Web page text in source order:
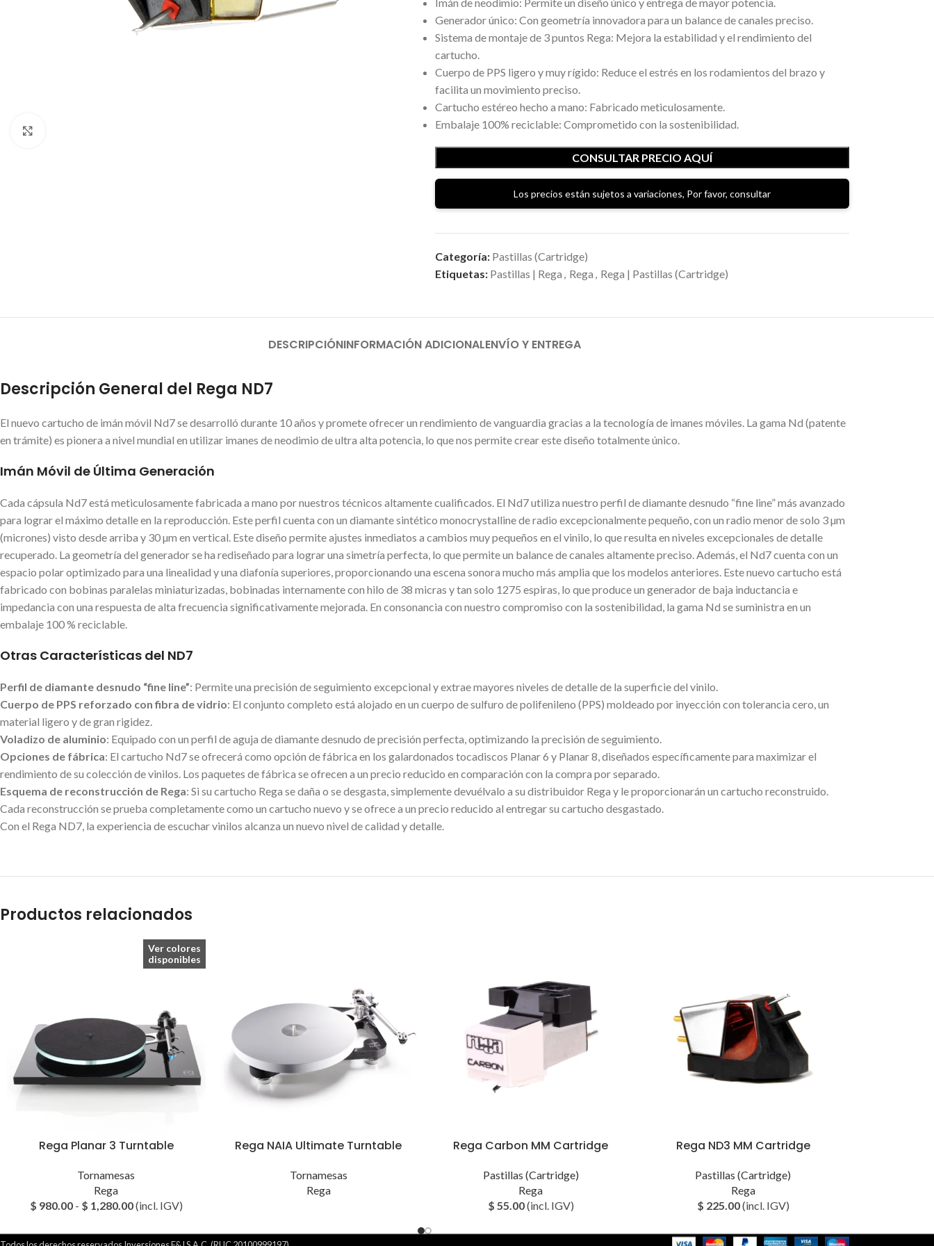
Generador único: Con geometría innovadora para un balance de canales preciso.
Sistema de montaje de 3 puntos Rega: Mejora la estabilidad y el rendimiento del
cartucho.
Cuerpo de PPS ligero y muy rígido: Reduce el estrés en los rodamientos del brazo y
facilita un movimiento preciso.
Cartucho estéreo hecho a mano: Fabricado meticulosamente.
Embalaje 100% reciclable: Comprometido con la sostenibilidad.
CONSULTAR PRECIO AQUÍ
Los precios están sujetos a variaciones, Por favor, consultar
Categoría: Pastillas (Cartridge)
Etiquetas: Pastillas | Rega , Rega , Rega | Pastillas (Cartridge)
DESCRIPCIÓNINFORMACIÓN ADICIONALENVÍO Y ENTREGA
Descripción General del Rega ND7
El nuevo cartucho de imán móvil Nd7 se desarrolló durante 10 años y promete ofrecer un rendimiento de vanguardia gracias a la tecnología de imanes móviles. La gama Nd (patente
en trámite) es pionera a nivel mundial en utilizar imanes de neodimio de ultra alta potencia, lo que nos permite crear este diseño totalmente único.
Imán Móvil de Última Generación
Cada cápsula Nd7 está meticulosamente fabricada a mano por nuestros técnicos altamente cualificados. El Nd7 utiliza nuestro perfil de diamante desnudo “fine line” más avanzado
para lograr el máximo detalle en la reproducción. Este perfil cuenta con un diamante sintético monocrystalline de radio excepcionalmente pequeño, con un radio menor de solo 3 µm
(micrones) visto desde arriba y 30 µm en vertical. Este diseño permite ajustes inmediatos a cambios muy pequeños en el vinilo, lo que resulta en niveles excepcionales de detalle
recuperado. La geometría del generador se ha rediseñado para lograr una simetría perfecta, lo que permite un balance de canales altamente preciso. Además, el Nd7 cuenta con un
espacio polar optimizado para una linealidad y una diafonía superiores, proporcionando una escena sonora mucho más amplia que los modelos anteriores. Este nuevo cartucho está
fabricado con bobinas paralelas miniaturizadas, bobinadas internamente con hilo de 38 micras y tan solo 1275 espiras, lo que produce un generador de baja inductancia e
impedancia con una respuesta de alta frecuencia significativamente mejorada. En consonancia con nuestro compromiso con la sostenibilidad, la gama Nd se suministra en un
embalaje 100 % reciclable.
Otras Características del ND7
Perfil de diamante desnudo “fine line”: Permite una precisión de seguimiento excepcional y extrae mayores niveles de detalle de la superficie del vinilo.
Cuerpo de PPS reforzado con fibra de vidrio: El conjunto completo está alojado en un cuerpo de sulfuro de polifenileno (PPS) moldeado por inyección con tolerancia cero, un
material ligero y de gran rigidez.
Voladizo de aluminio: Equipado con un perfil de aguja de diamante desnudo de precisión perfecta, optimizando la precisión de seguimiento.
Opciones de fábrica: El cartucho Nd7 se ofrecerá como opción de fábrica en los galardonados tocadiscos Planar 6 y Planar 8, diseñados específicamente para maximizar el
rendimiento de su colección de vinilos. Los paquetes de fábrica se ofrecen a un precio reducido en comparación con la compra por separado.
Esquema de reconstrucción de Rega: Si su cartucho Rega se daña o se desgasta, simplemente devuélvalo a su distribuidor Rega y le proporcionarán un cartucho reconstruido.
Cada reconstrucción se prueba completamente como un cartucho nuevo y se ofrece a un precio reducido al entregar su cartucho desgastado.
Con el Rega ND7, la experiencia de escuchar vinilos alcanza un nuevo nivel de calidad y detalle.
Productos relacionados
Ver colores
disponibles
Rega Planar 3 Turntable
Tornamesas
Rega
$ 980.00 - $ 1,280.00(incl. IGV)
Rega NAIA Ultimate Turntable
Tornamesas
Rega
Rega Carbon MM Cartridge
Pastillas (Cartridge)
Rega
$ 55.00(incl. IGV)
Rega ND3 MM Cartridge
Pastillas (Cartridge)
Rega
$ 225.00(incl. IGV)